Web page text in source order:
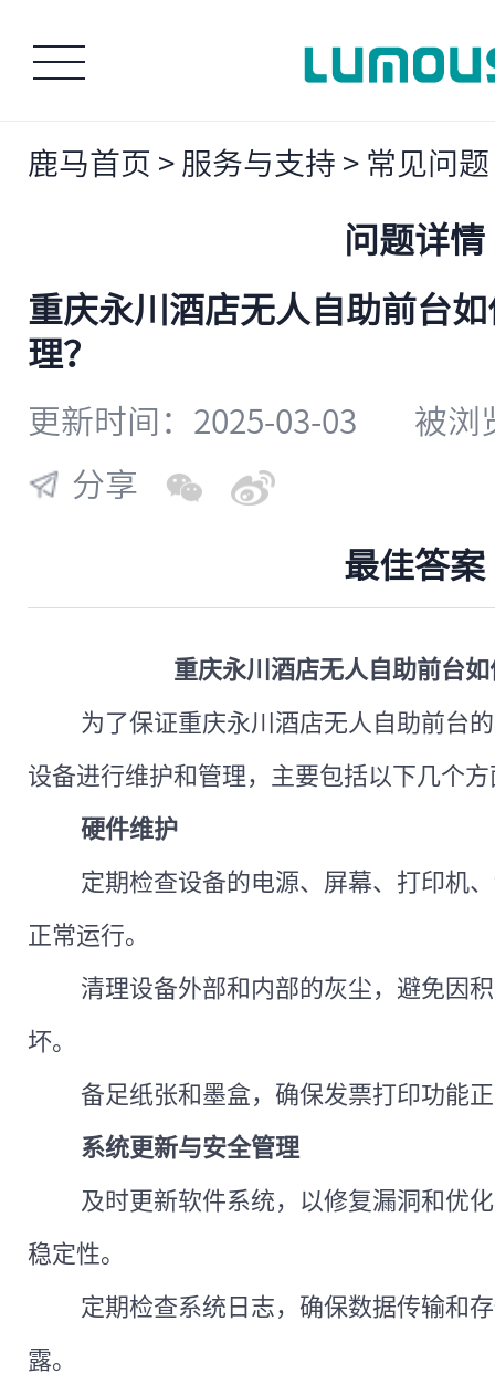
鹿马首页 > 服务与支持 > 常见问题
问题详情
重庆永川酒店无人自助前台
理？
更新时间：2025-03-03
被浏
分享
最佳答案
重庆永川酒店无人自助前台
为了保证重庆永川酒店无人自助前台
设备进行维护和管理，主要包括以下几个
硬件维护
定期检查设备的电源、屏幕、打印机
正常运行。
清理设备外部和内部的灰尘，避免因
坏。
备足纸张和墨盒，确保发票打印功能
系统更新与安全管理
及时更新软件系统，以修复漏洞和优
稳定性。
定期检查系统日志，确保数据传输和
露。